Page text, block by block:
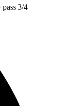
pass 3/4